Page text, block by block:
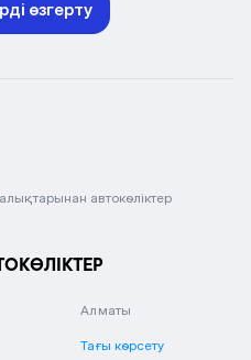
өзгерту
автокөліктер
Алматы
Тағы көрсету